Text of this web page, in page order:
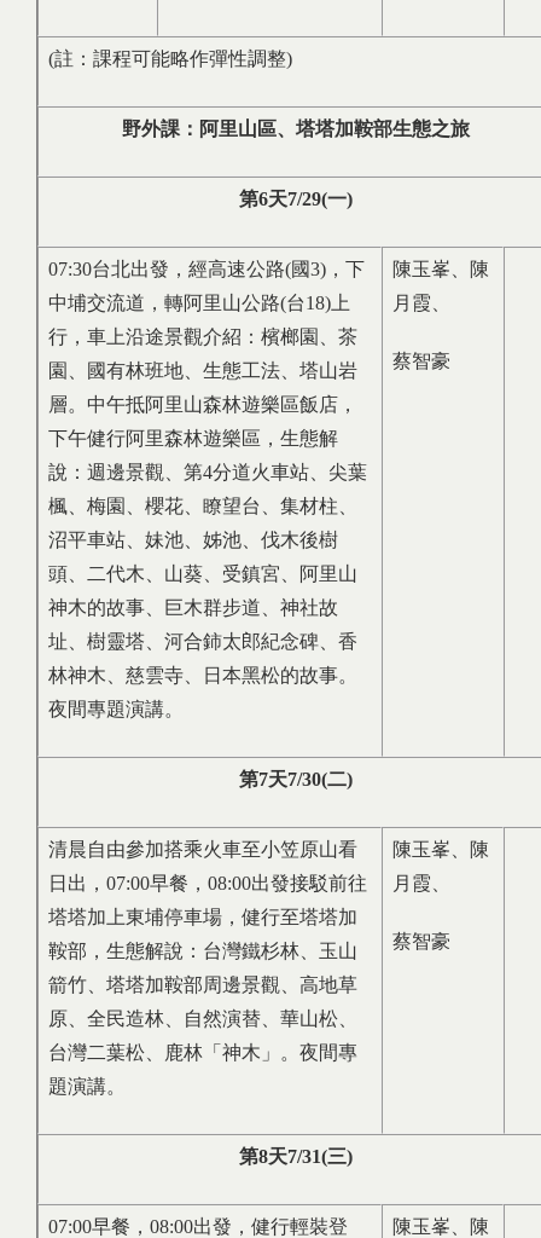
(註：課程可能略作彈性調整)
野外課：阿里山區、塔塔加鞍部生態之旅
第6天7/29(一)
07:30台北出發，經高速公路(國3)，下
中埔交流道，轉阿里山公路(台18)上
行，車上沿途景觀介紹：檳榔園、茶
園、國有林班地、生態工法、塔山岩
層。中午抵阿里山森林遊樂區飯店，
下午健行阿里森林遊樂區，生態解
說：週邊景觀、第4分道火車站、尖葉
楓、梅園、櫻花、瞭望台、集材柱、
沼平車站、妹池、姊池、伐木後樹
頭、二代木、山葵、受鎮宮、阿里山
神木的故事、巨木群步道、神社故
址、樹靈塔、河合鈰太郎紀念碑、香
林神木、慈雲寺、日本黑松的故事。
夜間專題演講。
陳玉峯、陳
月霞、
蔡智豪
第7天7/30(二)
清晨自由參加搭乘火車至小笠原山看
日出，07:00早餐，08:00出發接駁前往
塔塔加上東埔停車場，健行至塔塔加
鞍部，生態解說：台灣鐵杉林、玉山
箭竹、塔塔加鞍部周邊景觀、高地草
原、全民造林、自然演替、華山松、
台灣二葉松、鹿林「神木」。夜間專
題演講。
陳玉峯、陳
月霞、
蔡智豪
第8天7/31(三)
07:00早餐，08:00出發，健行輕裝登
陳玉峯、陳